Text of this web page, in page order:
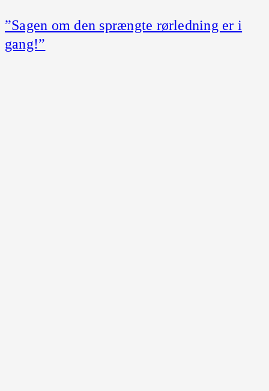
”Sagen om den sprængte rørledning er i
gang!”